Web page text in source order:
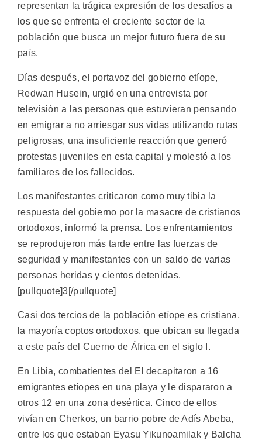
representan la trágica expresión de los desafíos a
los que se enfrenta el creciente sector de la
población que busca un mejor futuro fuera de su
país.
Días después, el portavoz del gobierno etíope,
Redwan Husein, urgió en una entrevista por
televisión a las personas que estuvieran pensando
en emigrar a no arriesgar sus vidas utilizando rutas
peligrosas, una insuficiente reacción que generó
protestas juveniles en esta capital y molestó a los
familiares de los fallecidos.
Los manifestantes criticaron como muy tibia la
respuesta del gobierno por la masacre de cristianos
ortodoxos, informó la prensa. Los enfrentamientos
se reprodujeron más tarde entre las fuerzas de
seguridad y manifestantes con un saldo de varias
personas heridas y cientos detenidas.
[pullquote]3[/pullquote]
Casi dos tercios de la población etíope es cristiana,
la mayoría coptos ortodoxos, que ubican su llegada
a este país del Cuerno de África en el siglo I.
En Libia, combatientes del EI decapitaron a 16
emigrantes etíopes en una playa y le dispararon a
otros 12 en una zona desértica. Cinco de ellos
vivían en Cherkos, un barrio pobre de Adís Abeba,
entre los que estaban Eyasu Yikunoamilak y Balcha